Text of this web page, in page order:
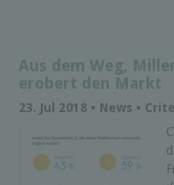
Aus dem Weg,
erobert den Markt
23. Jul 2018 • News •